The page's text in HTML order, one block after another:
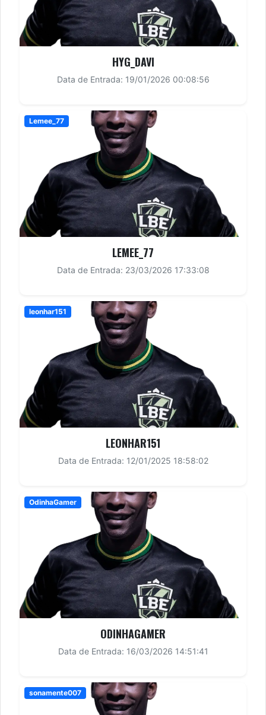
HYG_DAVI
Data de Entrada: 19/01/2026 00:08:56
Lemee_77
LEMEE_77
Data de Entrada: 23/03/2026 17:33:08
leonhar151
LEONHAR151
Data de Entrada: 12/01/2025 18:58:02
OdinhaGamer
ODINHAGAMER
Data de Entrada: 16/03/2026 14:51:41
sonamente007